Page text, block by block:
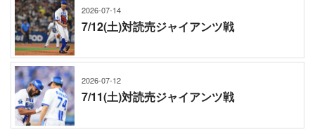
2026-07-14
7/12(土)対読売ジャイアンツ戦
2026-07-12
7/11(土)対読売ジャイアンツ戦